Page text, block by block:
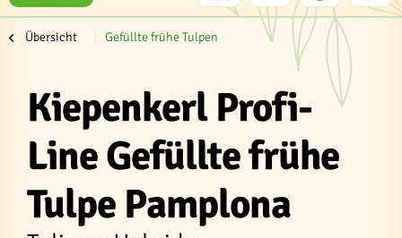
Übersicht Gefüllte frühe Tulpen
Kiepenkerl Profi-
Line Gefüllte frühe
Tulpe Pamplona